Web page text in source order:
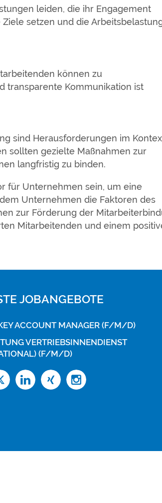
leiden, die ihr Engagement
setzen und die
können zu
transparente Kommunikation ist
sind Herausforderungen im
sollten gezielte Maßnahmen zur
langfristig zu binden.
für Unternehmen sein, um eine
Unternehmen die Faktoren des
zur Förderung der
Mitarbeitenden und einem
JOBANGEBOTE
ACCOUNT MANAGER (F/M/D)
VERTRIEBSINNENDIENST
(F/M/D)